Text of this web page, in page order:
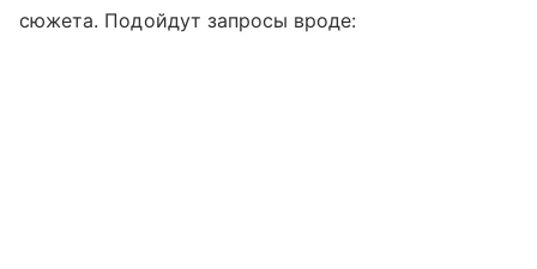
сюжета. Подойдут запросы вроде: